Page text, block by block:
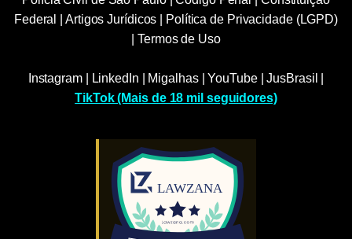
Federal
Artigos Jurídicos
Política de Privacidade (LGPD)
|Termos de Uso
Instagram| LinkedIn Migalhas|YouTube|JusBrasil
TikTok (Mais de 18 mil seguidores)